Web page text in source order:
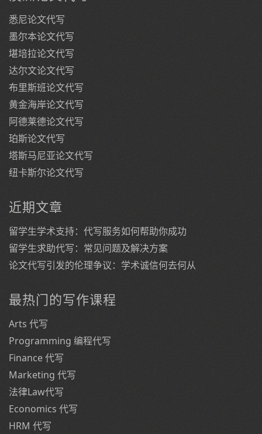
悉尼论文代写
墨尔本论文代写
堪培拉论文代写
达尔文论文代写
布里斯班论文代写
黄金海岸论文代写
阿德莱德论文代写
珀斯论文代写
塔斯马尼亚论文代写
纽卡斯尔论文代写
近期文章
留学生学术支持：代写服务如何帮助你成功
留学生求助代写：常见问题及解决方案
论文代写引发的伦理争议：学术诚信何去何从
最热门的写作课程
Arts 代写
Programming 编程代写
Finance 代写
Marketing 代写
法律Law代写
Economics 代写
HRM 代写